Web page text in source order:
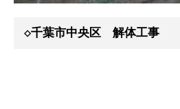
◇千葉市中央区 解体工事